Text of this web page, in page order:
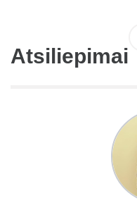
Atsiliepimai